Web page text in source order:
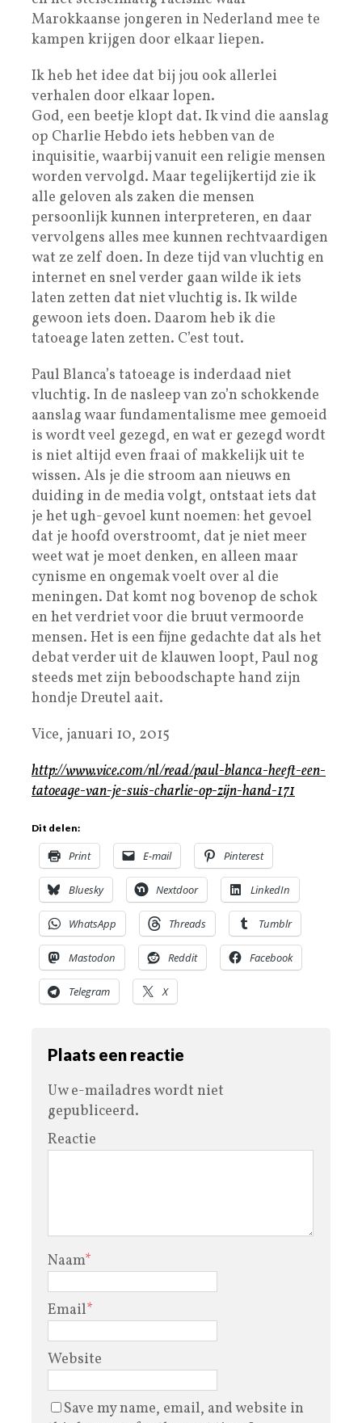
Marokkaanse jongeren in Nederland mee te
kampen krijgen door elkaar liepen.
Ik heb het idee dat bij jou ook allerlei
verhalen door elkaar lopen.
God, een beetje klopt dat. Ik vind die aanslag
op Charlie Hebdo iets hebben van de
inquisitie, waarbij vanuit een religie mensen
worden vervolgd. Maar tegelijkertijd zie ik
alle geloven als zaken die mensen
persoonlijk kunnen interpreteren, en daar
vervolgens alles mee kunnen rechtvaardigen
wat ze zelf doen. In deze tijd van vluchtig en
internet en snel verder gaan wilde ik iets
laten zetten dat niet vluchtig is. Ik wilde
gewoon iets doen. Daarom heb ik die
tatoeage laten zetten. C’est tout.
Paul Blanca’s tatoeage is inderdaad niet
vluchtig. In de nasleep van zo’n schokkende
aanslag waar fundamentalisme mee gemoeid
is wordt veel gezegd, en wat er gezegd wordt
is niet altijd even fraai of makkelijk uit te
wissen. Als je die stroom aan nieuws en
duiding in de media volgt, ontstaat iets dat
je het ugh-gevoel kunt noemen: het gevoel
dat je hoofd overstroomt, dat je niet meer
weet wat je moet denken, en alleen maar
cynisme en ongemak voelt over al die
meningen. Dat komt nog bovenop de schok
en het verdriet voor die bruut vermoorde
mensen. Het is een fijne gedachte dat als het
debat verder uit de klauwen loopt, Paul nog
steeds met zijn beboodschapte hand zijn
hondje Dreutel aait.
Vice, januari 10, 2015
http://www.vice.com/nl/read/paul-blanca-heeft-een-
tatoeage-van-je-suis-charlie-op-zijn-hand-171
Dit delen:
Print E-mail Pinterest
Bluesky Nextdoor LinkedIn
WhatsApp Threads Tumblr
Mastodon Reddit Facebook
Telegram X
Plaats een reactie
Uw e-mailadres wordt niet
gepubliceerd.
Reactie
Naam*
Email*
Website
Save my name, email, and website in